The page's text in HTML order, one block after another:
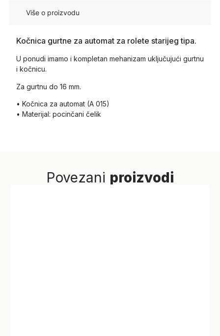
Više o proizvodu
Kočnica gurtne za automat za rolete starijeg tipa.
U ponudi imamo i kompletan mehanizam uključujući gurtnu
i kočnicu.
Za gurtnu do 16 mm.
• Kočnica za automat (A 015)
• Materijal: pocinčani čelik
Povezani proizvodi